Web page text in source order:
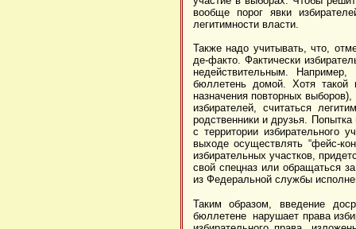
вообще порог явки
легитимности власти.
Также надо учитывать, что,
де-факто. Фактически
недействительным.
бюллетень домой. Хотя такой
назначения повторных
избирателей, считаться
родственники и друзья.
с территории избирательного
выходе осуществлять “фейс-
избирательных участков,
свой спецназ или обращаться
из Федеральной службы
Таким образом, введение
бюллетене нарушает права